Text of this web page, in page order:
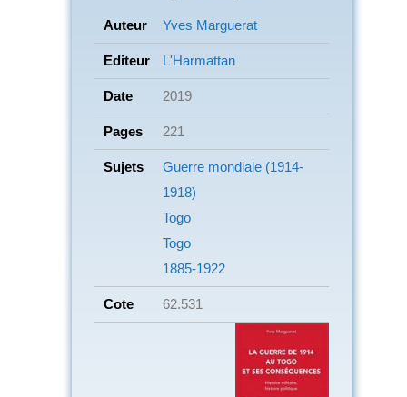
Auteur Yves Marguerat
Editeur L'Harmattan
Date 2019
Pages 221
Sujets
Guerre mondiale (1914-
1918)
Togo
Togo
1885-1922
Cote 62.531